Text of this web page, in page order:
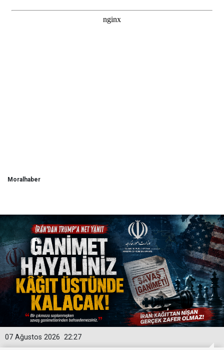
Moralhaber
22:27
07 Ağustos 2026